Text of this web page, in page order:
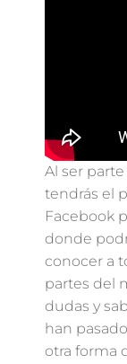
Al ser
tendrás el
Facebook
donde
conocer a
partes del
dudas y
han
otra forma